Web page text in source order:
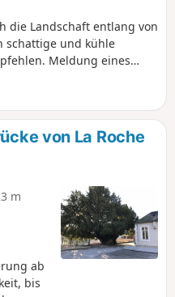
die Landschaft entlang von
schattige und kühle
eines
Brégère“ durch eine
und Wanderer
den Bach Habriat sind
wurde nicht
von La Roche
m
ab
bis